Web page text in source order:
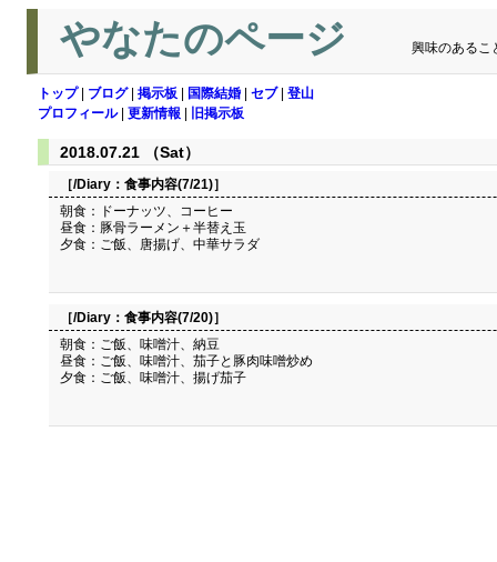
やなたのページ 興味のあるこ
トップ| ブログ| 掲示板 国際結婚 セブ| 登山
プロフィール| 更新情報 旧掲示板
2018.07.21 （Sat）
［/Diary： 食事内容(7/21)］
朝食：ドーナッツ、コーヒー
昼食：豚骨ラーメン＋半替え玉
夕食：ご飯、唐揚げ、中華サラダ
［/Diary： 食事内容(7/20)］
朝食：ご飯、味噌汁、納豆
昼食：ご飯、味噌汁、茄子と豚肉味噌炒め
夕食：ご飯、味噌汁、揚げ茄子